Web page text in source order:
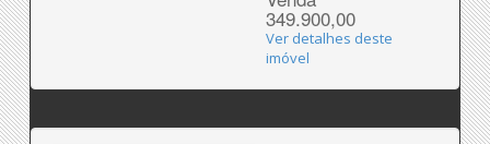
349.900,00
Ver detalhes deste
imóvel